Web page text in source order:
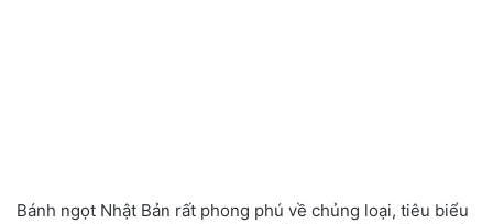
Bánh ngọt Nhật Bản rất phong phú về chủng loại, tiêu biểu